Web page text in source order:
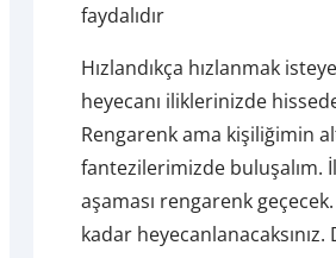
faydalıdır
Hızlandıkça hızlanmak
heyecanı iliklerinizde
Rengarenk ama kişiliğimin
fantezilerimizde buluşalım.
aşaması rengarenk
kadar